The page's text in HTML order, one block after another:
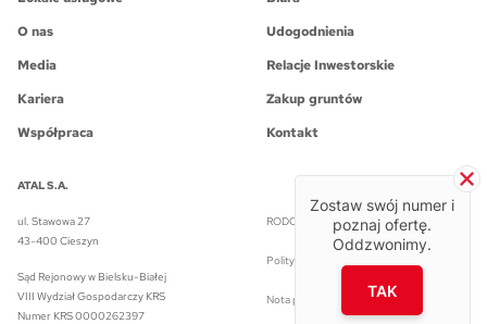
O nas
Udogodnienia
Media
Relacje Inwestorskie
Kariera
Zakup gruntów
Współpraca
Kontakt
ATAL S.A.
ul. Stawowa 27
43-400 Cieszyn
Sąd Rejonowy w Bielsku-Białej
VIII Wydział Gospodarczy KRS
Numer KRS 0000262397
RODO w ATAL S.A.
Polityka prywatności
Nota prawna
Zostaw swój numer i
poznaj ofertę.
Oddzwonimy.
TAK